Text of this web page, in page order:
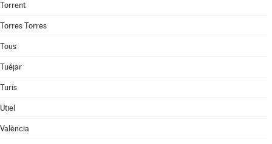
Torrent
Torres Torres
Tous
Tuéjar
Turís
Utiel
València